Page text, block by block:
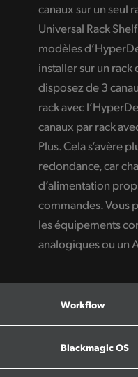
canaux sur un seul
Universal Rack
modèles
installer sur un rack
disposez de 3
rack avec
canaux par rack
Plus. Cela s’avère
redondance, car
d’alimentation
commandes. Vous
les équipements
analogiques ou un
Workflow
Blackmagic OS